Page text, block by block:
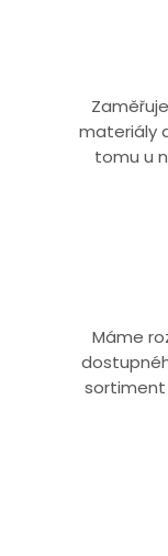
materiály
tomu u
Máme
sortiment